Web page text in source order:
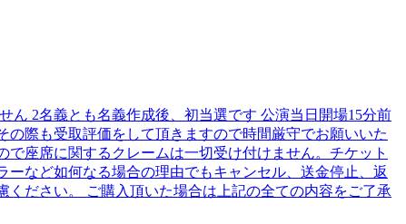
ん 2名義とも名義作成後、初当選です 公演当日開場15分前
際も受取評価をして頂きますので時間厳守でお願いいた
座席に関するクレームは一切受け付けません。チケット
など如何なる場合の理由でもキャンセル、送金停止、返
ださい。 ご購入頂いた場合は上記の全ての内容をご了承